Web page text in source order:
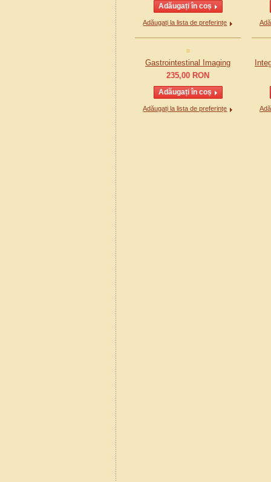
Adăugați la lista de preferințe
Gastrointestinal Imaging
235,00 RON
Adăugați la lista de preferințe